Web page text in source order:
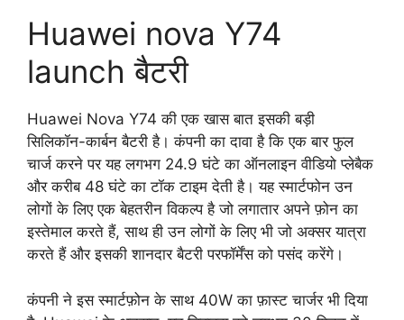
Huawei nova Y74
launch बैटरी
Huawei Nova Y74 की एक खास बात इसकी बड़ी
सिलिकॉन-कार्बन बैटरी है। कंपनी का दावा है कि एक बार फुल
चार्ज करने पर यह लगभग 24.9 घंटे का ऑनलाइन वीडियो प्लेबैक
और करीब 48 घंटे का टॉक टाइम देती है। यह स्मार्टफोन उन
लोगों के लिए एक बेहतरीन विकल्प है जो लगातार अपने फ़ोन का
इस्तेमाल करते हैं, साथ ही उन लोगों के लिए भी जो अक्सर यात्रा
करते हैं और इसकी शानदार बैटरी परफॉर्मेंस को पसंद करेंगे।
कंपनी ने इस स्मार्टफ़ोन के साथ 40W का फ़ास्ट चार्जर भी दिया